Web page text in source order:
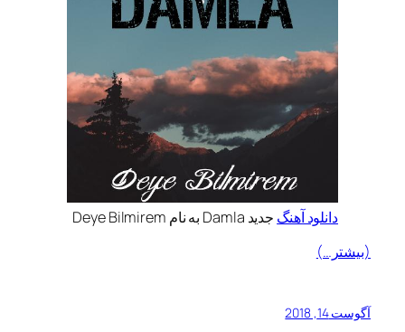
دانلود آهنگ جدید Damla به نام Deye Bilmirem
(بیشتر…)
آگوست 14, 2018